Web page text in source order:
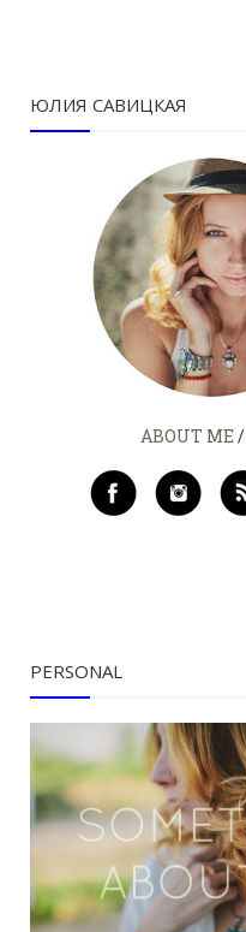
ЮЛИЯ САВИЦКАЯ
ABOUT ME/
PERSONAL